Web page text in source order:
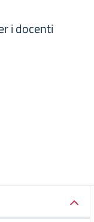
i docenti